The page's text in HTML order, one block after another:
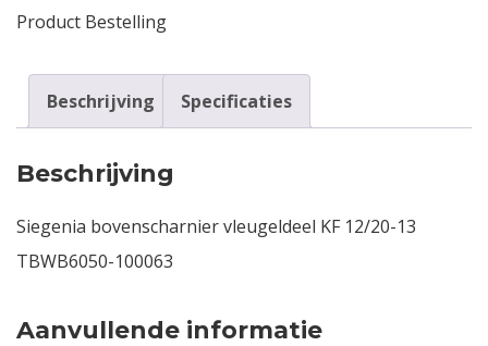
Product Bestelling
Beschrijving Specificaties
Beschrijving
Siegenia bovenscharnier vleugeldeel KF 12/20-13
TBWB6050-100063
Aanvullende informatie